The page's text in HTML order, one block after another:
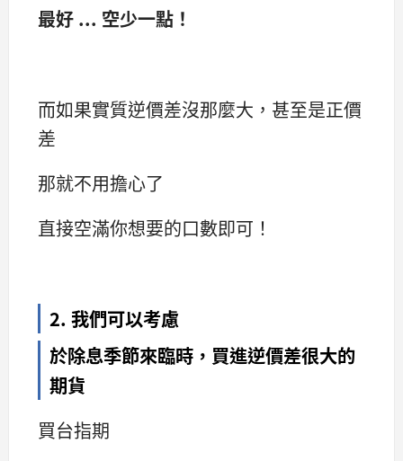
最好 ... 空少一點！
而如果實質逆價差沒那麼大，甚至是正價
差
那就不用擔心了
直接空滿你想要的口數即可！
2. 我們可以考慮
於除息季節來臨時，買進逆價差很大的
期貨
買台指期